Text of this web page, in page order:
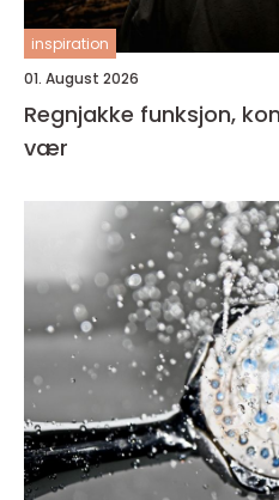
inspiration
01. August 2026
Regnjakke funksjon, komfort og stil i all slags
vær